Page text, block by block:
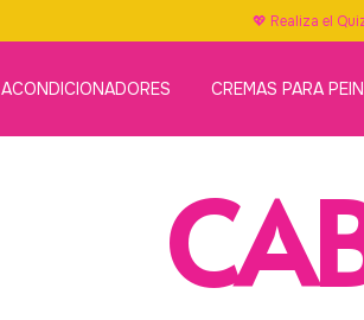
💖 Realiza el
ACONDICIONADORES CREMAS PARA